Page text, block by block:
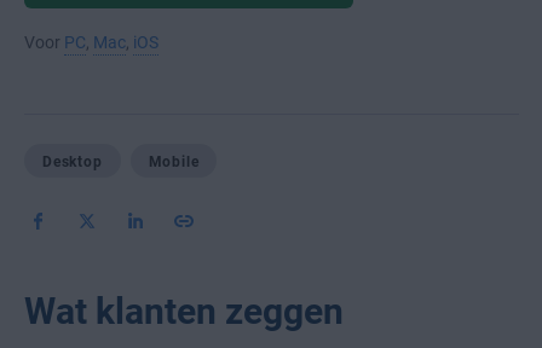
Voor PC Mac iOS
Desktop Mobile
Wat klanten zeggen